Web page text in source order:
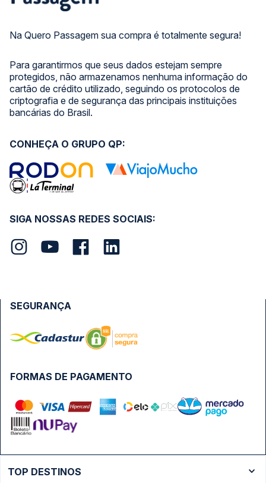
Na Quero Passagem sua compra é totalmente segura!
Para garantirmos que seus dados estejam sempre
protegidos, não armazenamos nenhuma informação do
cartão de crédito utilizado, seguindo os protocolos de
criptografia e de segurança das principais instituições
bancárias do Brasil.
SIGA NOSSAS REDES SOCIAIS:
CONHEÇA O GRUPO QP:
FORMAS DE PAGAMENTO
SEGURANÇA
TOP DESTINOS